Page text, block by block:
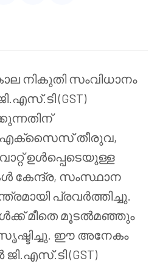
നികുതി സംവിധാനം
(GST)
എക്സൈസ് തീരുവ,
ഉൾപ്പെടെയുള്ള
കേന്ദ്ര, സംസ്ഥാന
പ്രവർത്തിച്ചു.
മീതെ മൂടൽമഞ്ഞും
ഈ അനേകം
(GST)